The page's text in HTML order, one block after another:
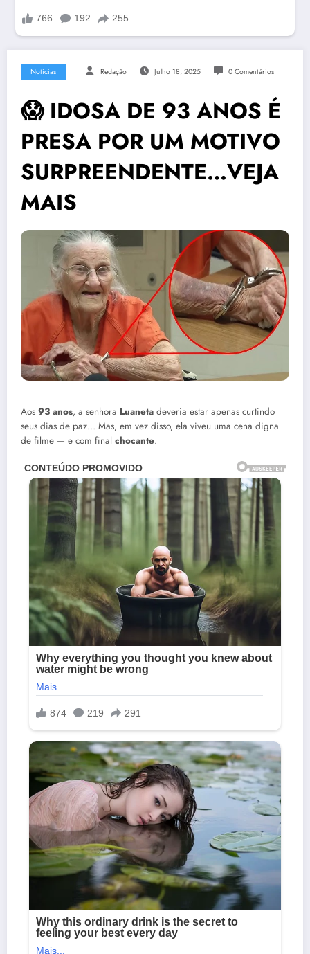
Notícias Redação Julho 18, 2025 0 Comentários
😱 IDOSA DE 93 ANOS É
PRESA POR UM MOTIVO
SURPREENDENTE…VEJA
MAIS
Aos 93 anos, a senhora Luaneta deveria estar apenas curtindo
seus dias de paz… Mas, em vez disso, ela viveu uma cena digna
de filme — e com final chocante.